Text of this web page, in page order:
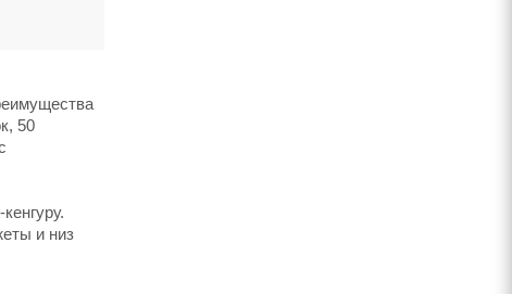
50
и низ